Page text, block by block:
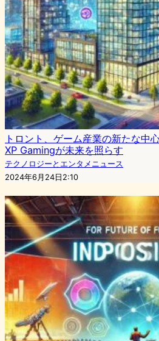
トロント、ゲーム産業の新たな中
XP Gamingが未来を照らす
テクノロジーとエンタメニュース
2024年6月24日2:10